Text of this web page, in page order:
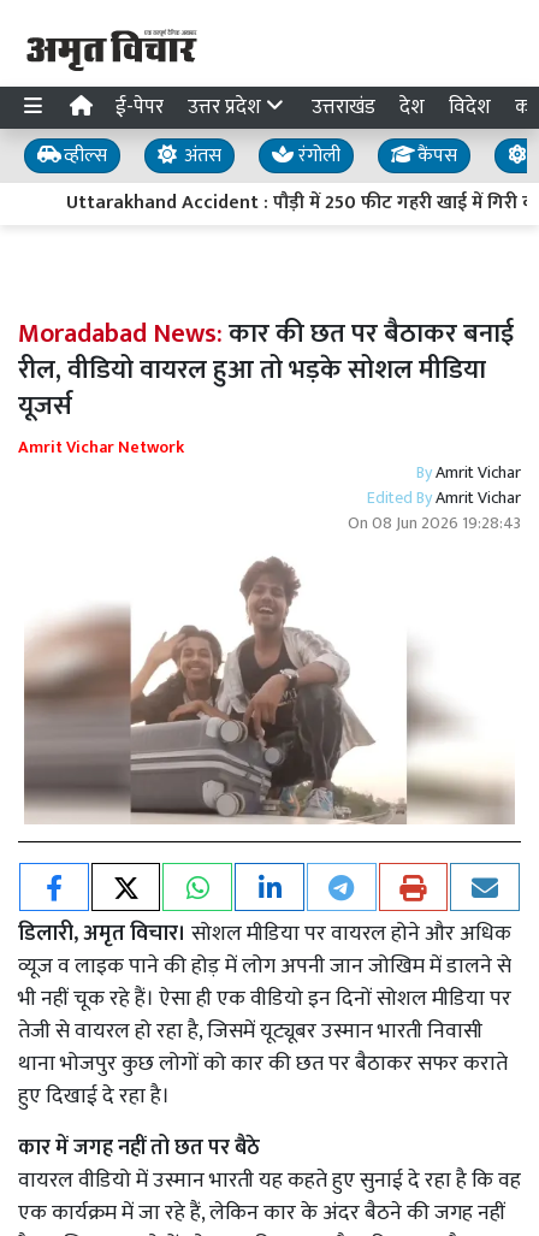
ई-पेपर उत्तर प्रदेश उत्तराखंड देश विदेश
व्हील्स अंतस रंगोली कैंपस
Uttarakhand Accident : पौड़ी में 250 फीट गहरी खाई में गिरी
Moradabad News:कार की छत पर बैठाकर बनाई
रील, वीडियो वायरल हुआ तो भड़के सोशल मीडिया
यूजर्स
Amrit Vichar Network
ByAmrit Vichar
Edited ByAmrit Vichar
On08 Jun 2026 19:28:43
डिलारी, अमृत विचार। सोशल मीडिया पर वायरल होने और अधिक
व्यूज व लाइक पाने की होड़ में लोग अपनी जान जोखिम में डालने से
भी नहीं चूक रहे हैं। ऐसा ही एक वीडियो इन दिनों सोशल मीडिया पर
तेजी से वायरल हो रहा है, जिसमें यूट्यूबर उस्मान भारती निवासी
थाना भोजपुर कुछ लोगों को कार की छत पर बैठाकर सफर कराते
हुए दिखाई दे रहा है।
कार में जगह नहीं तो छत पर बैठे
वायरल वीडियो में उस्मान भारती यह कहते हुए सुनाई दे रहा है कि वह
एक कार्यक्रम में जा रहे हैं, लेकिन कार के अंदर बैठने की जगह नहीं